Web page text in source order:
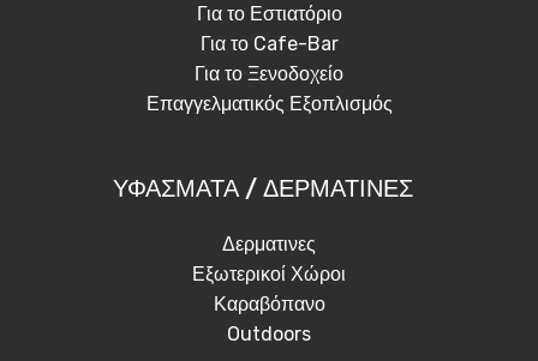
Για το Εστιατόριο
Για το Cafe-Bar
Για το Ξενοδοχείο
Επαγγελματικός Εξοπλισμός
ΥΦΑΣΜΑΤΑ / ΔΕΡΜΑΤΙΝΕΣ
Δερματινες
Εξωτερικοί Χώροι
Καραβόπανο
Outdoors